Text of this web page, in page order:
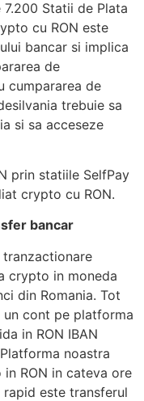
Statii de Plata
cu RON este
bancar si implica
de
cumpararea de
trebuie sa
si sa acceseze
prin statiile SelfPay
crypto cu RON.
bancar
crypto in moneda
din Romania. Tot
cont pe platforma
in RON IBAN
noastra
RON in cateva ore
este transferul